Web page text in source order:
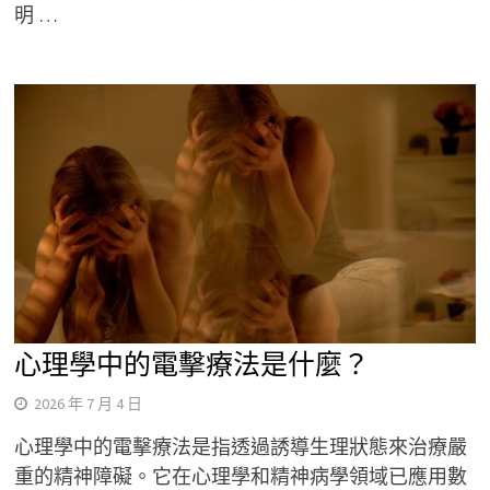
明 …
心理學中的電擊療法是什麼？
2026 年 7 月 4 日
心理學中的電擊療法是指透過誘導生理狀態來治療嚴
重的精神障礙。它在心理學和精神病學領域已應用數